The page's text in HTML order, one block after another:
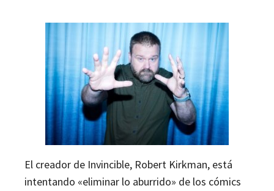
El creador de Invincible, Robert Kirkman, está
intentando «eliminar lo aburrido» de los cómics